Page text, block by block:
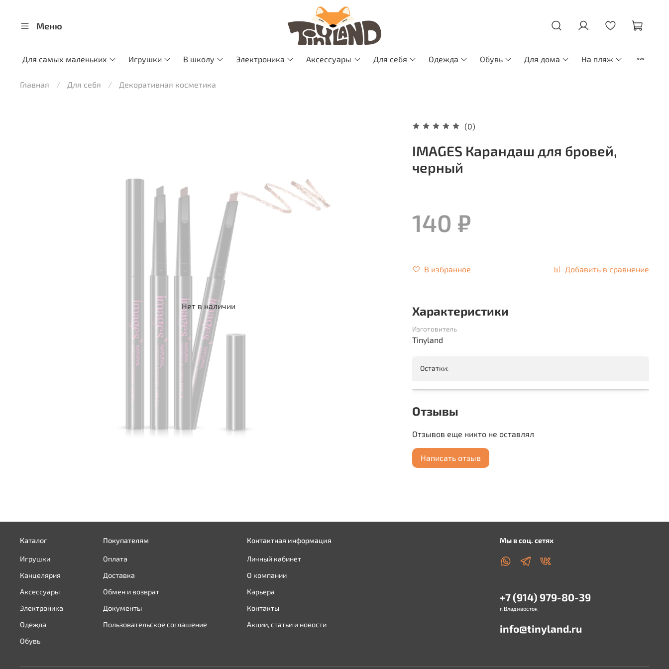
Меню
Для самых маленьких Игрушки В школу Электроника Аксессуары Для себя Одежда Обувь Для дома На пляж
Главная Для себя Декоративная косметика
Нет в наличии
(0)
IMAGES Карандаш для бровей,
черный
140 ₽
В избранное Добавить в сравнение
Характеристики
Изготовитель
Tinyland
Остатки:
Отзывы
Отзывов еще никто не оставлял
Написать отзыв
Каталог
Игрушки
Канцелярия
Аксессуары
Электроника
Одежда
Обувь
Покупателям
Оплата
Доставка
Обмен и возврат
Документы
Пользовательское соглашение
Контактная информация
Личный кабинет
О компании
Карьера
Контакты
Акции, статьи и новости
Мы в соц. сетях
+7 (914) 979-80-39
г.Владивосток
info@tinyland.ru